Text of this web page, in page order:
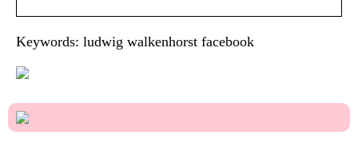
Keywords: ludwig walkenhorst facebook